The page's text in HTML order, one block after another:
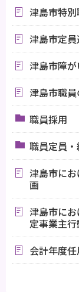
津島市特
津島市定
津島市障
津島市職
職員採用
職員定員
津島市に
画
津島市に
定事業主
会計年度